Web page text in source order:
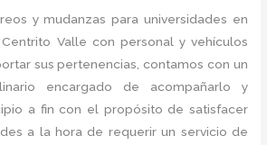
y mudanzas para universidades en
Valle con personal y vehículos
sus pertenencias, contamos con un
encargado de acompañarlo y
a fin con el propósito de satisfacer
a la hora de requerir un servicio de